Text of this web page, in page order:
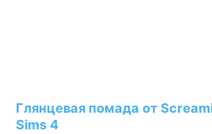
Глянцевая помада от
Sims 4